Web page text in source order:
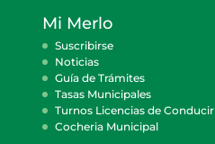
Mi Merlo
Suscribirse
Noticias
Guía de Trámites
Tasas Municipales
Turnos Licencias de Conducir
Cocheria Municipal